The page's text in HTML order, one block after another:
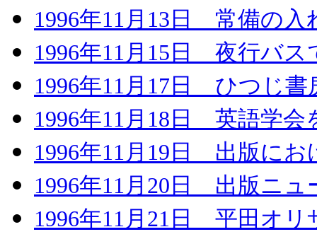
1996年11月13日 常備の入
1996年11月15日 夜行バス
1996年11月17日 ひつじ書
1996年11月18日 英語学会
1996年11月19日 出版にお
1996年11月20日 出版ニ
1996年11月21日 平田オリ